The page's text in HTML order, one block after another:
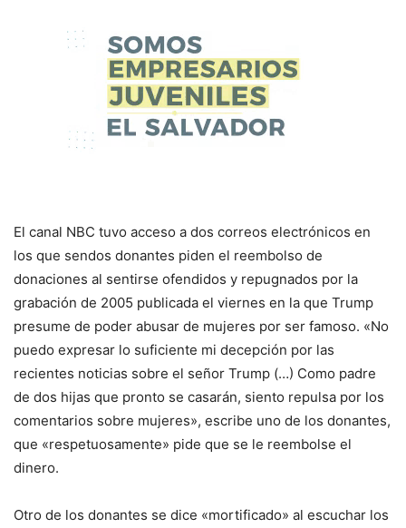
El canal NBC tuvo acceso a dos correos electrónicos en
los que sendos donantes piden el reembolso de
donaciones al sentirse ofendidos y repugnados por la
grabación de 2005 publicada el viernes en la que Trump
presume de poder abusar de mujeres por ser famoso. «No
puedo expresar lo suficiente mi decepción por las
recientes noticias sobre el señor Trump (…) Como padre
de dos hijas que pronto se casarán, siento repulsa por los
comentarios sobre mujeres», escribe uno de los donantes,
que «respetuosamente» pide que se le reembolse el
dinero.
Otro de los donantes se dice «mortificado» al escuchar los